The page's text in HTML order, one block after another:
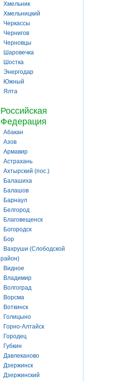
Хмельник
Хмельницкий
Черкассы
Чернигов
Черновцы
Шаровечка
Шостка
Энергодар
Южный
Ялта
Российская
Федерация
Абакан
Азов
Армавир
Астрахань
Ахтырский (пос.)
Балашиха
Балашов
Барнаул
Белгород
Благовещенск
Богородск
Бор
Вахруши (Слободской
район)
Видное
Владимир
Волгоград
Ворсма
Воткинск
Голицыно
Горно-Алтайск
Городец
Губкин
Давлеканово
Дзержинск
Дзержинский